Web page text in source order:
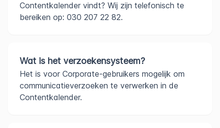
Contentkalender vindt? Wij zijn telefonisch te
bereiken op: 030 207 22 82.
Wat is het verzoekensysteem?
Het is voor Corporate-gebruikers mogelijk om
communicatieverzoeken te verwerken in de
Contentkalender.